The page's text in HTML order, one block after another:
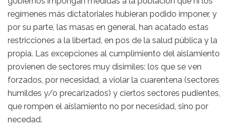
regímenes más dictatoriales hubieran podido imponer, y
por su parte, las masas en general, han acatado estas
restricciones a la libertad, en pos de la salud pública y la
propia. Las excepciones al cumplimiento del aislamiento
provienen de sectores muy disimiles: los que se ven
forzados, por necesidad, a violar la cuarentena (sectores
humildes y/o precarizados) y ciertos sectores pudientes,
que rompen el aislamiento no por necesidad, sino por
necedad.